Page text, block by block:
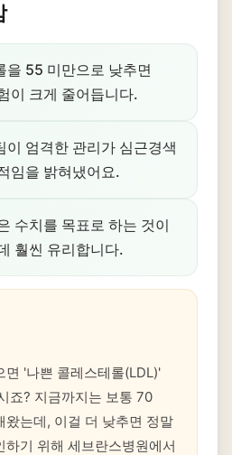
을 55 미만으로 낮추면
이 크게 줄어듭니다.
이 엄격한 관리가 심근경색
임을 밝혀냈어요.
수치를 목표로 하는 것이
훨씬 유리합니다.
면 '나쁜 콜레스테롤(LDL)'
죠? 지금까지는 보통 70
왔는데, 이걸 더 낮추면 정말
하기 위해 세브란스병원에서